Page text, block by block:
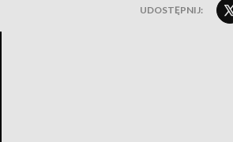
UDOSTĘPNIJ: